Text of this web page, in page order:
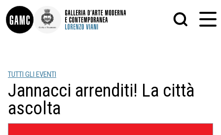
INFO
CONTATTI
DIDATTICA
PITTURA
SCULTURA
TUTTI GLI EVENTI
Jannacci arrenditi! La città
ascolta